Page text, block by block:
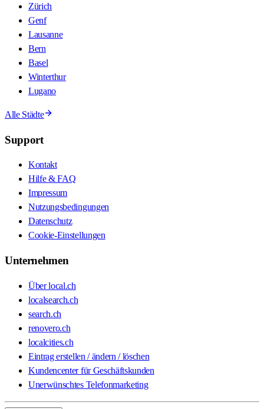
Zürich
Genf
Lausanne
Bern
Basel
Winterthur
Lugano
Alle Städte
Support
Kontakt
Hilfe & FAQ
Impressum
Nutzungsbedingungen
Datenschutz
Cookie-Einstellungen
Unternehmen
Über local.ch
localsearch.ch
search.ch
renovero.ch
localcities.ch
Eintrag erstellen / ändern / löschen
Kundencenter für Geschäftskunden
Unerwünschtes Telefonmarketing